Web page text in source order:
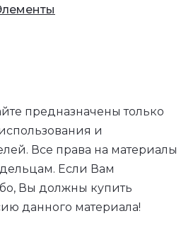
предназначены только
и
Все права на материалы
Если Вам
Вы должны купить
данного материала!